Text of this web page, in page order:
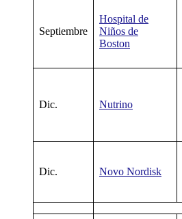
Septiembre
Hospital de
Niños de
Boston
Dic. Nutrino
Dic. Novo Nordisk